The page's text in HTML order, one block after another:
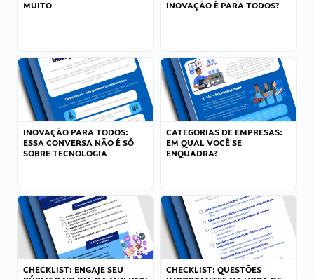
MUITO
INOVAÇÃO É PARA TODOS?
INOVAÇÃO PARA TODOS:
ESSA CONVERSA NÃO É SÓ
SOBRE TECNOLOGIA
CATEGORIAS DE EMPRESAS:
EM QUAL VOCÊ SE
ENQUADRA?
CHECKLIST: ENGAJE SEU
CHECKLIST: QUESTÕES